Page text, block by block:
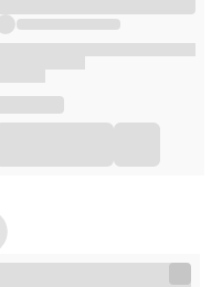
i omega-6 (stosunek 3:1)
karoteny i minerały